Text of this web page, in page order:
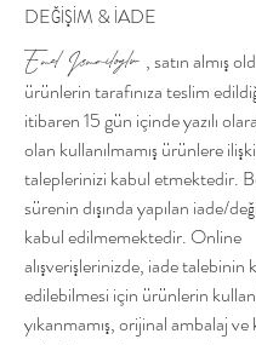
DEĞİŞİM & İADE
Emel Ismailoglu , satın almış
ürünlerin tarafınıza teslim
itibaren 15 gün içinde yazılı
olan kullanılmamış ürünlere
taleplerinizi kabul etmektedir.
sürenin dışında yapılan iade/
kabul edilmemektedir. Online
alışverişlerinizde, iade talebinin
edilebilmesi için ürünlerin
yıkanmamış, orijinal ambalaj